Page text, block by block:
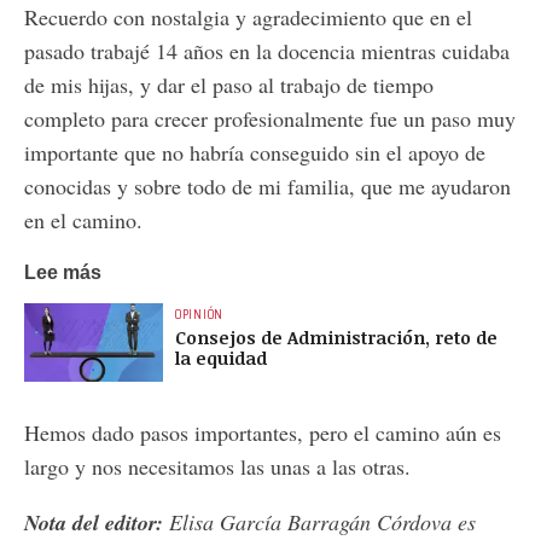
Recuerdo con nostalgia y agradecimiento que en el
pasado trabajé 14 años en la docencia mientras cuidaba
de mis hijas, y dar el paso al trabajo de tiempo
completo para crecer profesionalmente fue un paso muy
importante que no habría conseguido sin el apoyo de
conocidas y sobre todo de mi familia, que me ayudaron
en el camino.
Lee más
OPINIÓN
Consejos de Administración, reto de
la equidad
Hemos dado pasos importantes, pero el camino aún es
largo y nos necesitamos las unas a las otras.
Nota del editor: Elisa García Barragán Córdova es